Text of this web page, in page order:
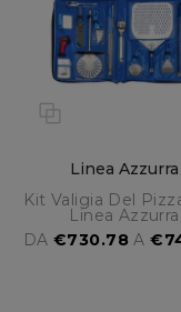
Linea Azzurra
Kit Valigia Del
Linea Azzurra
DA€730.78A